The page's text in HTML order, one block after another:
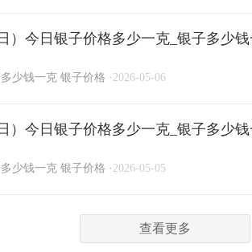
日）今日银子价格多少一克_银子多少
少钱一克 银子价格 · 2026-05-06
日）今日银子价格多少一克_银子多少
少钱一克 银子价格 · 2026-05-05
查看更多